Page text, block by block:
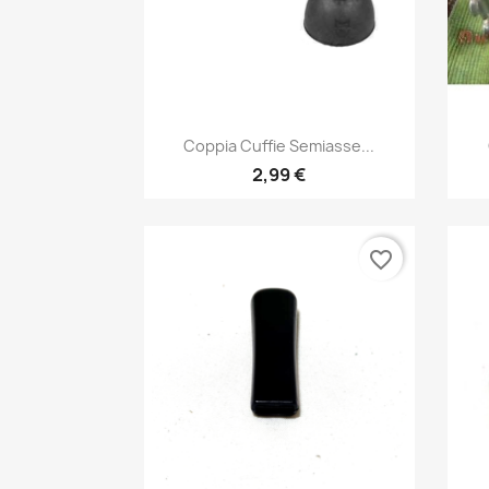
Anteprima
Coppia Cuffie Semiasse...
2,99 €
favorite_border